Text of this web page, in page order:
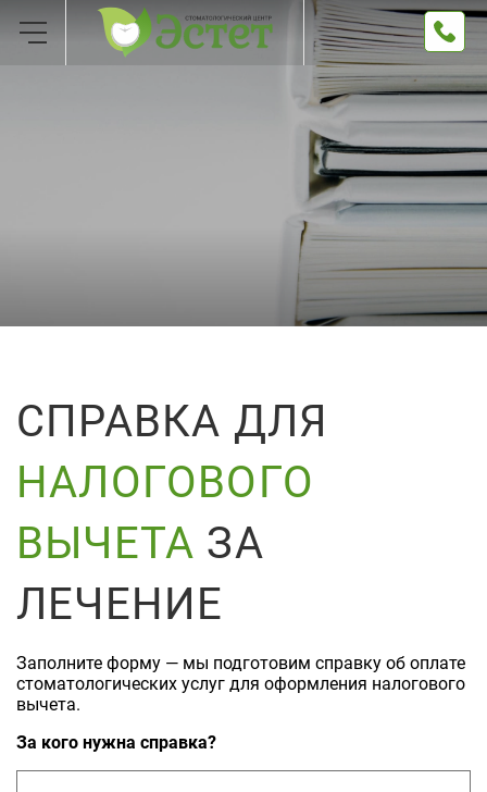
СПРАВКА ДЛЯ
НАЛОГОВОГО
ВЫЧЕТА ЗА
ЛЕЧЕНИЕ
Заполните форму — мы подготовим справку об оплате
стоматологических услуг для оформления налогового
вычета.
За кого нужна справка?